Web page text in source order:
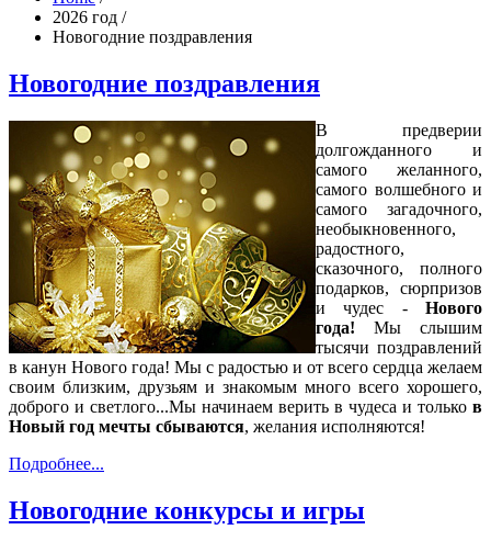
2026 год /
Новогодние поздравления
Новогодние поздравления
В предверии
долгожданного и
самого желанного,
самого волшебного и
самого загадочного,
необыкновенного,
радостного,
сказочного, полного
подарков, сюрпризов
и чудес - Нового
года! Мы слышим
тысячи поздравлений
в канун Нового года! Мы с радостью и от всего сердца желаем
своим близким, друзьям и знакомым много всего хорошего,
доброго и светлого...Мы начинаем верить в чудеса и только в
Новый год мечты сбываются, желания исполняются!
Подробнее...
Новогодние конкурсы и игры